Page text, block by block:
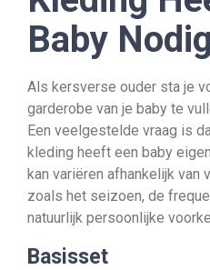
Baby
Als kersverse ouder sta je
garderobe van je baby te
Een veelgestelde vraag is
kleding heeft een baby
kan variëren afhankelijk van
zoals het seizoen, de
natuurlijk persoonlijke
Basisset